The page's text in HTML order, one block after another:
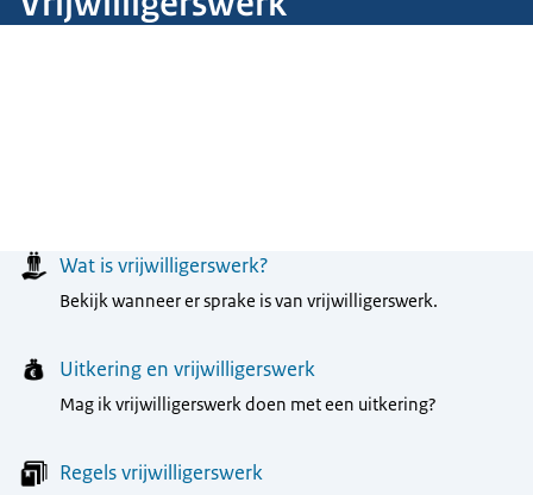
MenuWat is vrijwilligerswerk?
Bekijk wanneer er sprake is van vrijwilligerswerk.
Uitkering en vrijwilligerswerk
Mag ik vrijwilligerswerk doen met een uitkering?
Regels vrijwilligerswerk